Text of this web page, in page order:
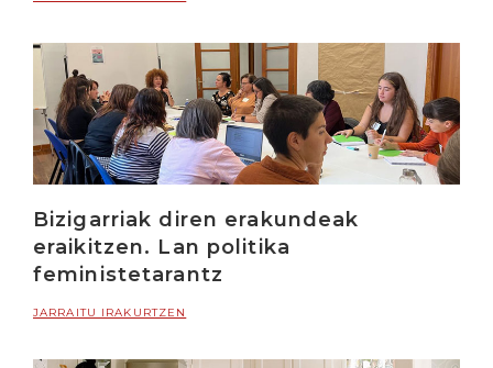
Bizigarriak diren erakundeak
eraikitzen. Lan politika
feministetarantz
JARRAITU IRAKURTZEN